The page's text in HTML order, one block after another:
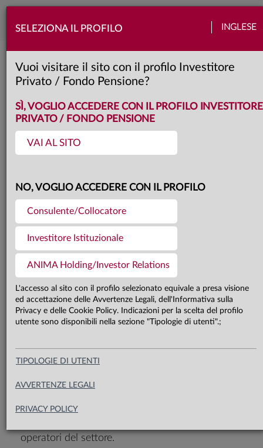
SELEZIONA IL PROFILO INGLESE
Vuoi visitare il sito con il profilo Investitore
Privato / Fondo Pensione?
SÌ, VOGLIO ACCEDERE CON IL PROFILO INVESTITORE
PRIVATO / FONDO PENSIONE
VAI AL SITO
NO, VOGLIO ACCEDERE CON IL PROFILO
Consulente/Collocatore
Investitore Istituzionale
ANIMA Holding/Investor Relations
L'accesso al sito con il profilo selezionato equivale a presa visione
ed accettazione delle Avvertenze Legali, dell'Informativa sulla
Privacy e delle Cookie Policy. Indicazioni per la scelta del profilo
utente sono disponibili nella sezione "Tipologie di utenti".;
TIPOLOGIE DI UTENTI
AVVERTENZE LEGALI
PRIVACY POLICY
CONSULENTIA 2026,
ANIMA TRA I
Dal 17 al 19 marzo all’Auditorium
Parco della Musica di Roma torna
l’appuntamento più importante
dedicato alla consulenza finanziaria
Anche quest’anno Anima parteciperà a
ConsulenTia, l’evento promosso da ANASF
L’edizione 2026, intitolata “
consulenza finanziaria. 3 giorni di dialogo tra
momento di confronto, aggiornamento e
operatori del settore.